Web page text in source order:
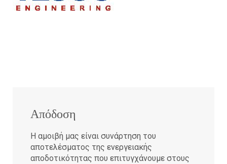
Απόδοση
Η αμοιβή μας είναι συνάρτηση του
αποτελέσματος της ενεργειακής
αποδοτικότητας που επιτυγχάνουμε στους